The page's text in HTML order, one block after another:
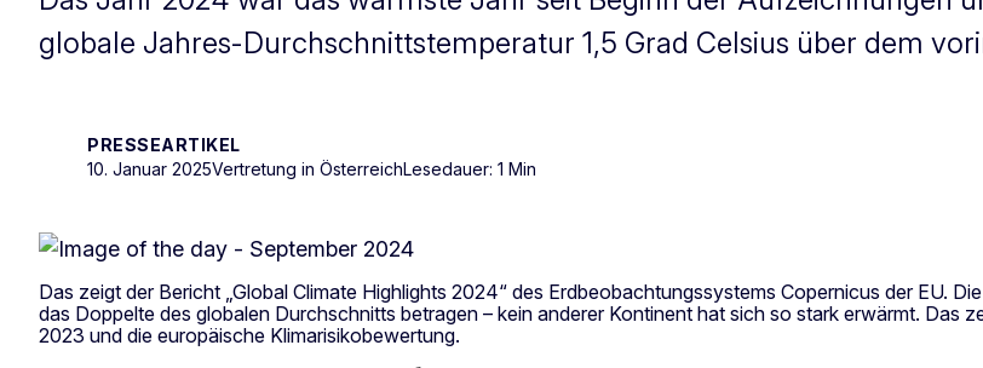
globale Jahres-Durchschnittstemperatur 1,5 Grad Celsius über dem
PRESSEARTIKEL
10. Januar 2025Vertretung in ÖsterreichLesedauer: 1 Min
Das zeigt der Bericht „Global Climate Highlights 2024“ des Erdbeobachtungssystems Copernicus der EU.
das Doppelte des globalen Durchschnitts betragen – kein anderer Kontinent hat sich so stark erwärmt. Das
2023 und die europäische Klimarisikobewertung.